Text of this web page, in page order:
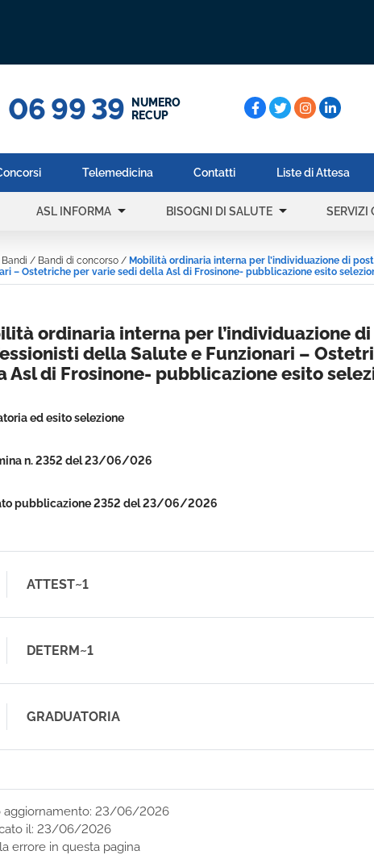
06 99 39
NUMERO
RECUP
Cerca:
Telemedicina Contatti Liste di Attesa
ASL INFORMA arrow_drop_down BISOGNI DI SALUTE arrow_drop_down SERVIZI
Bandi / Bandi di concorso / Mobilità ordinaria interna per l’individuazione di
– Ostetriche per varie sedi della Asl di Frosinone- pubblicazione esito
ordinaria interna per l’individuazione
della Salute e Funzionari –
Asl di Frosinone- pubblicazione esito
ed esito selezione
n. 2352 del 23/06/026
pubblicazione 2352 del 23/06/2026
ATTEST~1
DETERM~1
GRADUATORIA
aggiornamento: 23/06/2026
il: 23/06/2026
errore in questa pagina